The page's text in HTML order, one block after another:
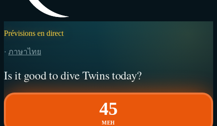
Prévisions en direct
· ภาษาไทย
Is it good to dive Twins today?
45
MEH